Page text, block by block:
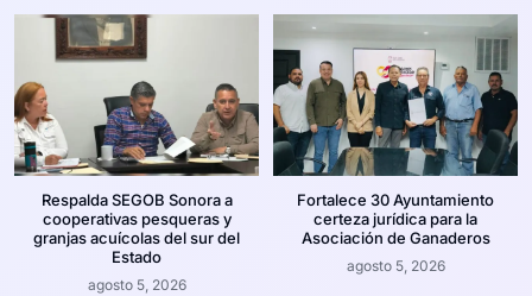
Respalda SEGOB Sonora a
cooperativas pesqueras y
granjas acuícolas del sur del
Estado
agosto 5, 2026
Fortalece 30 Ayuntamiento
certeza jurídica para la
Asociación de Ganaderos
agosto 5, 2026